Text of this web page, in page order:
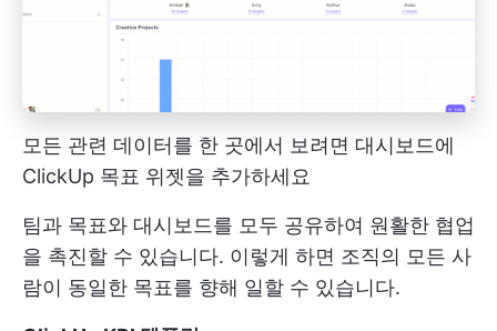
모든 관련 데이터를 한 곳에서 보려면 대시보드에
ClickUp 목표 위젯을 추가하세요
팀과 목표와 대시보드를 모두 공유하여 원활한 협업
을 촉진할 수 있습니다. 이렇게 하면 조직의 모든 사
람이 동일한 목표를 향해 일할 수 있습니다.